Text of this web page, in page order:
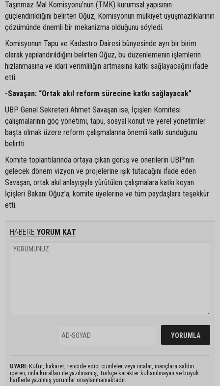
Taşınmaz Mal Komisyonu’nun (TMK) kurumsal yapısının
güçlendirildiğini belirten Oğuz, Komisyonun mülkiyet uyuşmazlıklarının
çözümünde önemli bir mekanizma olduğunu söyledi.
Komisyonun Tapu ve Kadastro Dairesi bünyesinde ayrı bir birim
olarak yapılandırıldığını belirten Oğuz, bu düzenlemenin işlemlerin
hızlanmasına ve idari verimliliğin artmasına katkı sağlayacağını ifade
etti.
-Savaşan: “Ortak akıl reform sürecine katkı sağlayacak”
UBP Genel Sekreteri Ahmet Savaşan ise, İçişleri Komitesi
çalışmalarının göç yönetimi, tapu, sosyal konut ve yerel yönetimler
başta olmak üzere reform çalışmalarına önemli katkı sunduğunu
belirtti.
Komite toplantılarında ortaya çıkan görüş ve önerilerin UBP’nin
gelecek dönem vizyon ve projelerine ışık tutacağını ifade eden
Savaşan, ortak akıl anlayışıyla yürütülen çalışmalara katkı koyan
İçişleri Bakanı Oğuz’a, komite üyelerine ve tüm paydaşlara teşekkür
etti.
HABERE YORUM KAT
UYARI: Küfür, hakaret, rencide edici cümleler veya imalar, inançlara saldırı
içeren, imla kuralları ile yazılmamış, Türkçe karakter kullanılmayan ve büyük
harflerle yazılmış yorumlar onaylanmamaktadır.